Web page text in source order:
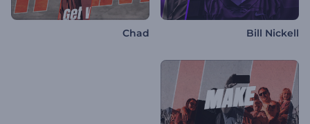
Bill Nickell
Chad